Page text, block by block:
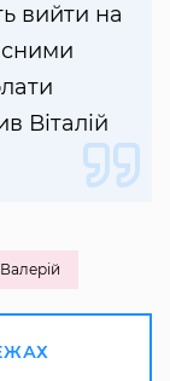
вийти на
Віталій